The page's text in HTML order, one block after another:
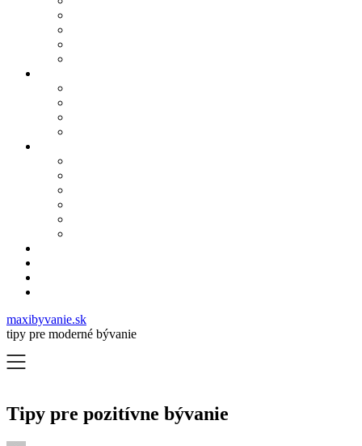
maxibyvanie.sk
tipy pre moderné bývanie
Tipy pre pozitívne bývanie